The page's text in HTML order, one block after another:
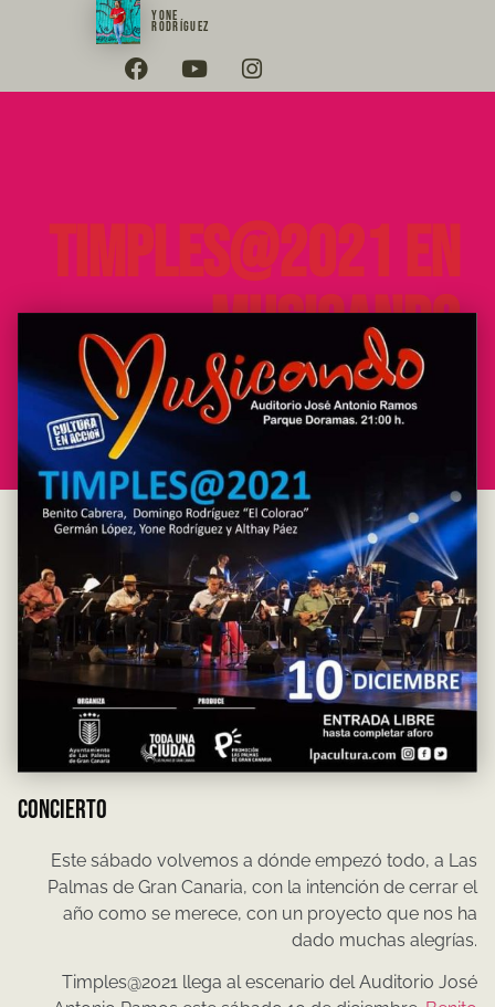
YONE
RODRÍGUEZ
Timples@2021 en
Musicando
CONCIERTO
Este sábado volvemos a dónde empezó todo, a Las
Palmas de Gran Canaria, con la intención de cerrar el
año como se merece, con un proyecto que nos ha
dado muchas alegrías.
Timples@2021 llega al escenario del Auditorio José